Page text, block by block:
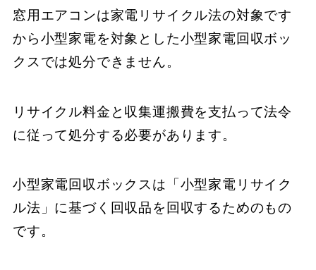
窓用エアコンは家電リサイクル法の対象です
から小型家電を対象とした小型家電回収ボッ
クスでは処分できません。
リサイクル料金と収集運搬費を支払って法令
に従って処分する必要があります。
小型家電回収ボックスは「小型家電リサイク
ル法」に基づく回収品を回収するためのもの
です。